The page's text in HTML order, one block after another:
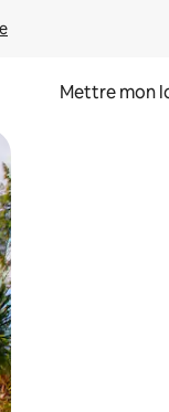
Mettre mon